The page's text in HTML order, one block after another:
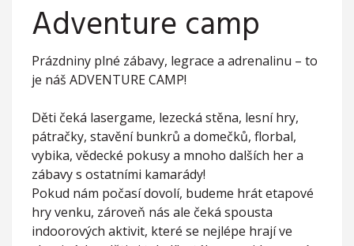
Adventure camp
Prázdniny plné zábavy, legrace a adrenalinu – to
je náš ADVENTURE CAMP!
Děti čeká lasergame, lezecká stěna, lesní hry,
pátračky, stavění bunkrů a domečků, florbal,
vybika, vědecké pokusy a mnoho dalších her a
zábavy s ostatními kamarády!
Pokud nám počasí dovolí, budeme hrát etapové
hry venku, zároveň nás ale čeká spousta
indoorových aktivit, které se nejlépe hrají ve